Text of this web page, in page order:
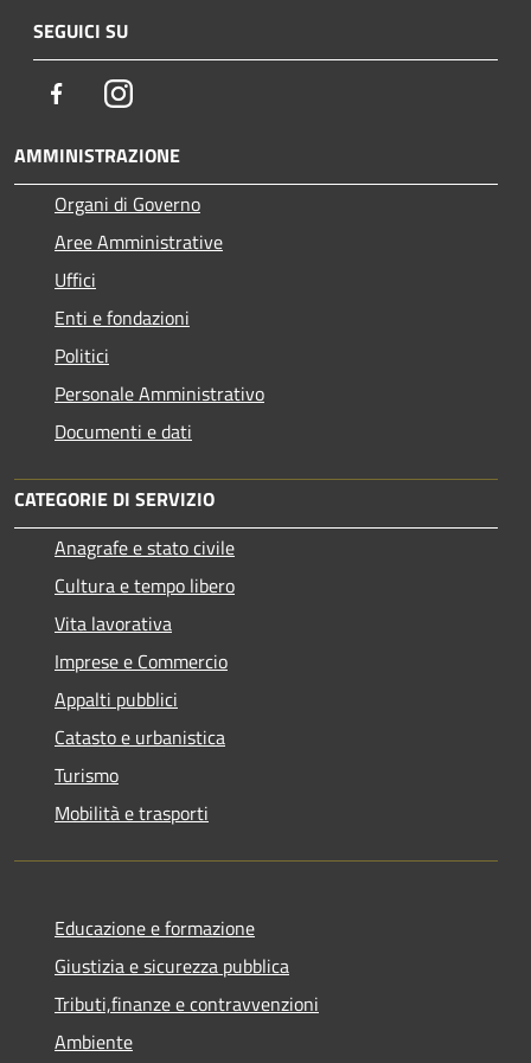
SEGUICI SU
FacebookInstagram
AMMINISTRAZIONE
Organi di Governo
Aree Amministrative
Uffici
Enti e fondazioni
Politici
Personale Amministrativo
Documenti e dati
CATEGORIE DI SERVIZIO
Anagrafe e stato civile
Cultura e tempo libero
Vita lavorativa
Imprese e Commercio
Appalti pubblici
Catasto e urbanistica
Turismo
Mobilità e trasporti
Educazione e formazione
Giustizia e sicurezza pubblica
Tributi,finanze e contravvenzioni
Ambiente